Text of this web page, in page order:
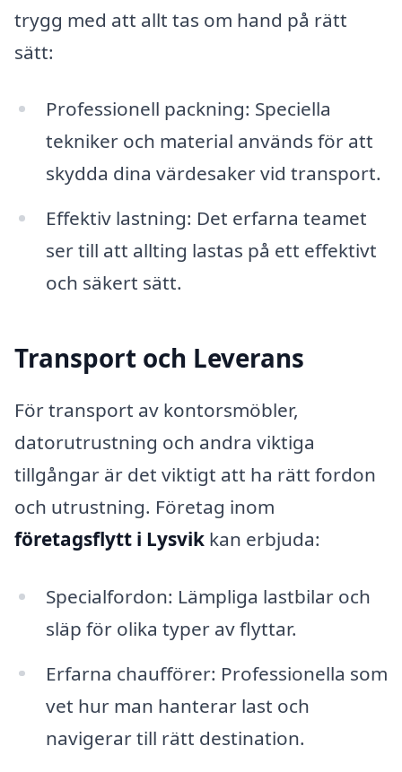
trygg med att allt tas om hand på rätt
sätt:
Professionell packning: Speciella
tekniker och material används för att
skydda dina värdesaker vid transport.
Effektiv lastning: Det erfarna teamet
ser till att allting lastas på ett effektivt
och säkert sätt.
Transport och Leverans
För transport av kontorsmöbler,
datorutrustning och andra viktiga
tillgångar är det viktigt att ha rätt fordon
och utrustning. Företag inom
företagsflytt i Lysvik kan erbjuda:
Specialfordon: Lämpliga lastbilar och
släp för olika typer av flyttar.
Erfarna chaufförer: Professionella som
vet hur man hanterar last och
navigerar till rätt destination.